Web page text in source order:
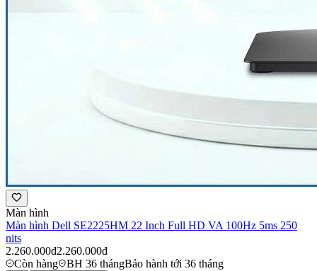
Màn hình
Màn hình Dell SE2225HM 22 Inch Full HD VA 100Hz 5ms 250
nits
2.260.000đ2.260.000đ
Còn hàng
BH 36 thángBảo hành tới 36 tháng